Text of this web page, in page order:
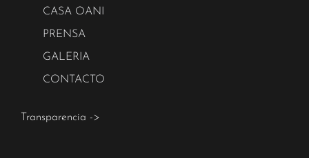
CASA OANI
PRENSA
GALERIA
CONTACTO
Transparencia ->